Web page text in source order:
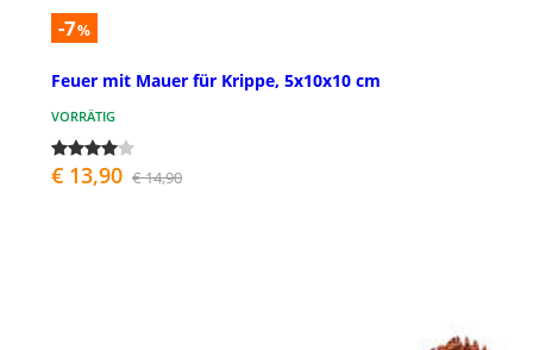
-7%
Feuer mit Mauer für Krippe, 5x10x10 cm
VORRÄTIG
€ 13,90 € 14,90